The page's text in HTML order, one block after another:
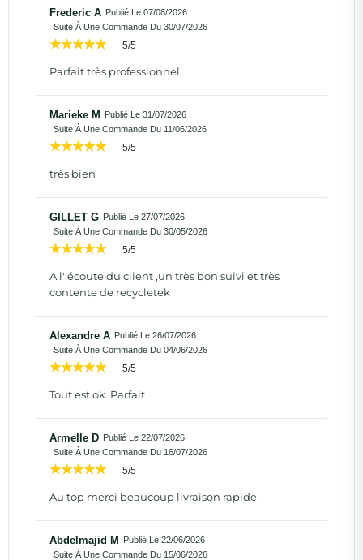
Frederic A Publié Le 07/08/2026
Suite À Une Commande Du 30/07/2026
5/5
Parfait très professionnel
Marieke M
Publié Le 31/07/2026
Suite À Une Commande Du 11/06/2026
5/5
très bien
GILLET G Publié Le 27/07/2026
Suite À Une Commande Du 30/05/2026
5/5
A l' écoute du client ,un très bon suivi et très
contente de recycletek
Alexandre A Publié Le 26/07/2026
Suite À Une Commande Du 04/06/2026
5/5
Tout est ok. Parfait
Armelle D Publié Le 22/07/2026
Suite À Une Commande Du 16/07/2026
5/5
Au top merci beaucoup livraison rapide
Abdelmajid M
Publié Le 22/06/2026
Suite À Une Commande Du 15/06/2026